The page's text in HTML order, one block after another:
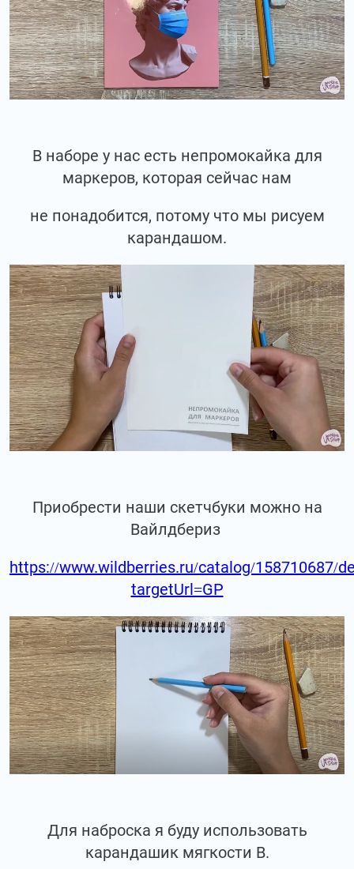
В наборе у нас есть непромокайка для
маркеров, которая сейчас нам
не понадобится, потому что мы рисуем
карандашом.
Приобрести наши скетчбуки можно на
Вайлдбериз
https://www.wildberries.ru/catalog/158710687/
targetUrl=GP
Для наброска я буду использовать
карандашик мягкости В.